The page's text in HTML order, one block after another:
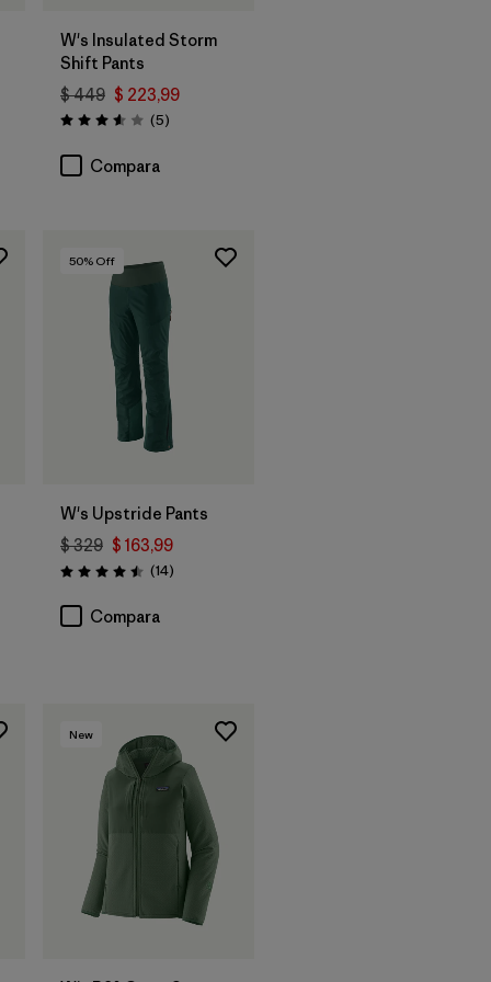
W's Insulated Storm
Shift Pants
$ 449 $ 223,99
Valoración: 3.6 / 5
(5Comentarios
)
Compara
50% Off
W's Upstride Pants
$ 329 $ 163,99
Valoración: 4.5 / 5
(14Comentarios
)
Compara
New